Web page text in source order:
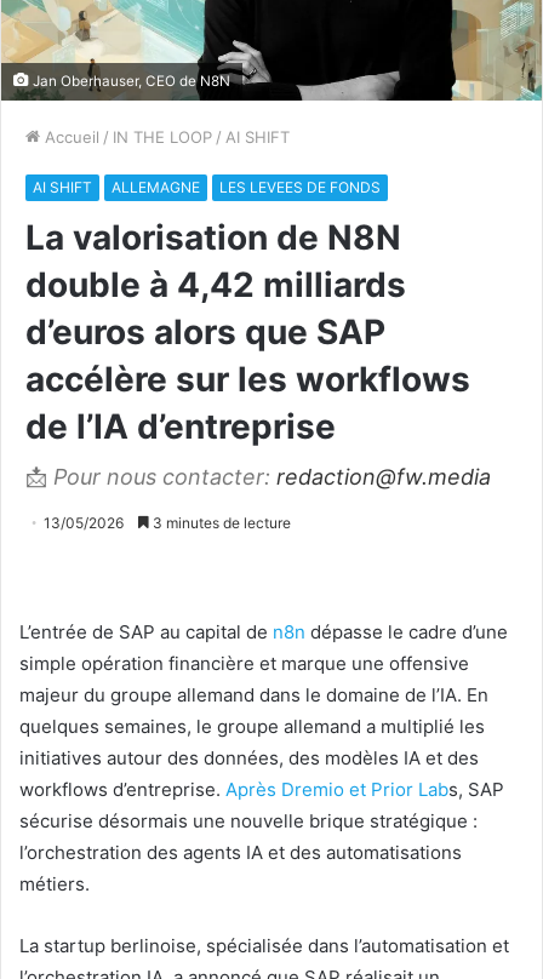
Jan Oberhauser, CEO de N8N
Accueil / IN THE LOOP / AI SHIFT
AI SHIFT ALLEMAGNE LES LEVEES DE FONDS
La valorisation de N8N
double à 4,42 milliards
d’euros alors que SAP
accélère sur les workflows
de l’IA d’entreprise
📩 Pour nous contacter: redaction@fw.media
13/05/2026 3 minutes de lecture
L’entrée de SAP au capital de n8n dépasse le cadre d’une
simple opération financière et marque une offensive
majeur du groupe allemand dans le domaine de l’IA. En
quelques semaines, le groupe allemand a multiplié les
initiatives autour des données, des modèles IA et des
workflows d’entreprise. Après Dremio et Prior Labs, SAP
sécurise désormais une nouvelle brique stratégique :
l’orchestration des agents IA et des automatisations
métiers.
La startup berlinoise, spécialisée dans l’automatisation et